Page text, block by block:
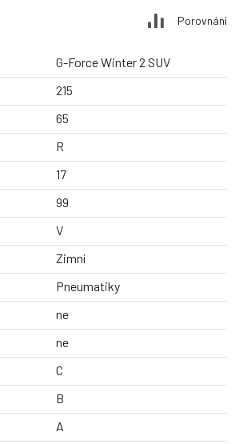
Porovnání
G-Force Winter 2 SUV
215
65
R
17
99
V
Zimní
Pneumatiky
ne
ne
C
B
A